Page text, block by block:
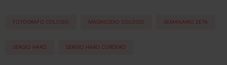
FOTOGRAFO COLOSIO MAGNICIDIO COLOSIO SEMANARIO ZETA
SERGIO HARO SERGIO HARO CORDERO